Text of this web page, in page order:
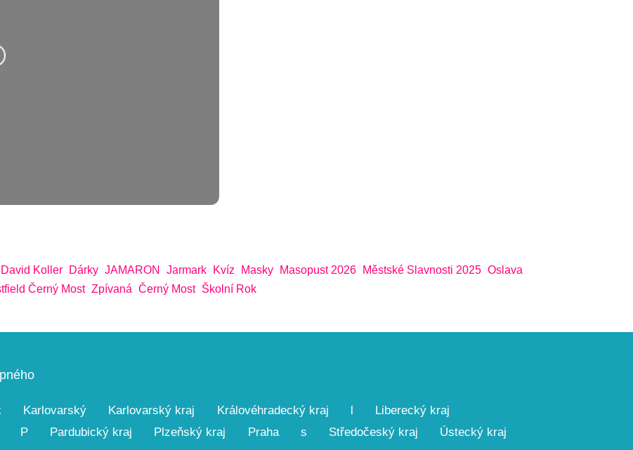
David Koller Dárky JAMARON Jarmark Kvíz Masky Masopust 2026 Městské Slavnosti 2025 Oslava
Černý Most Zpívaná Černý Most Školní Rok
Karlovarský Karlovarský kraj Královéhradecký kraj l
Liberecký kraj
P Pardubický kraj Plzeňský kraj Praha s Středočeský kraj
Ústecký kraj